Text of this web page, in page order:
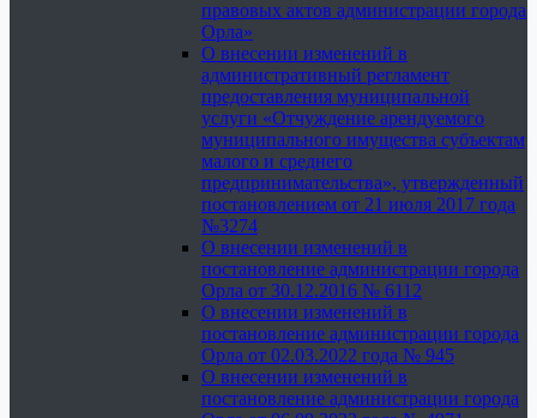
правовых актов администрации города
Орла»
О внесении изменений в
административный регламент
предоставления муниципальной
услуги «Отчуждение арендуемого
муниципального имущества субъектам
малого и среднего
предпринимательства», утвержденный
постановлением от 21 июля 2017 года
№3274
О внесении изменений в
постановление администрации города
Орла от 30.12.2016 № 6112
О внесении изменений в
постановление администрации города
Орла от 02.03.2022 года № 945
О внесении изменений в
постановление администрации города